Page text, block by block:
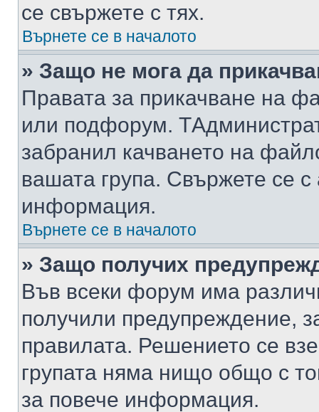
се свържете с тях.
Върнете се в началото
» Защо не мога да
Правата за прикачване на
или подфорум.
забранил качването на
вашата група. Свържете се
информация.
Върнете се в началото
» Защо получих
Във всеки форум има
получили предупреждение,
правилата. Решението се
групата няма нищо общо с
за повече информация.